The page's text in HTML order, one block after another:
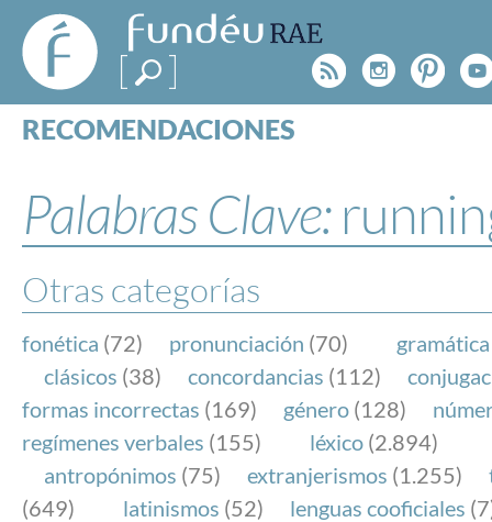
FundéuRAE
- Fundación
del Español
Urgente
Rss
RECOMENDACIONES
ESPECIALES
BLOG
NOTICIAS
SOBRE LA FUNDÉURAE
FundéuRAE es una fundación patrocinada por la
y la Real Academia Española, cuyo objetivo es
el buen uso del español en los medios de
Internet.
Palabras Clave:
Otras categorías
fonética (72) pronunciación (70) gramática
clásicos (38) concordancias (112)
formas incorrectas (169) género (128)
regímenes verbales (155) léxico (2.894)
antropónimos (75) extranjerismos (1.255)
(649)
latinismos (52) lenguas cooficiales